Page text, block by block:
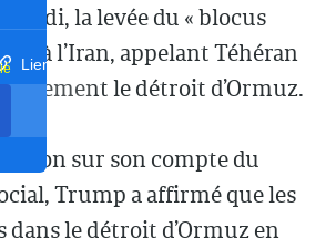
Lien court
la levée du « blocus
à l’Iran, appelant Téhéran
le détroit d’Ormuz.
sur son compte du
Trump a affirmé que les
dans le détroit d’Ormuz en